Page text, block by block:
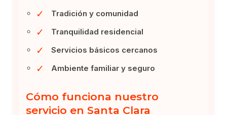
✓ Tradición y comunidad
✓ Tranquilidad residencial
✓ Servicios básicos cercanos
✓ Ambiente familiar y seguro
Cómo funciona nuestro
servicio en Santa Clara